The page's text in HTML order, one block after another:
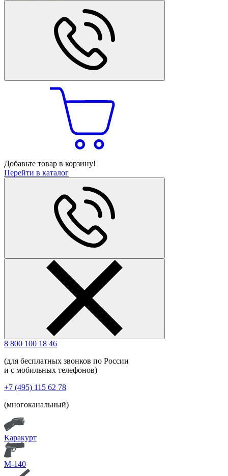
Добавьте товар в корзину!
Перейти в каталог
8 800 100 18 46
(для бесплатных звонков по России
и с мобильных телефонов)
+7 (495) 115 62 78
(многоканальный)
Каракурт
М-140